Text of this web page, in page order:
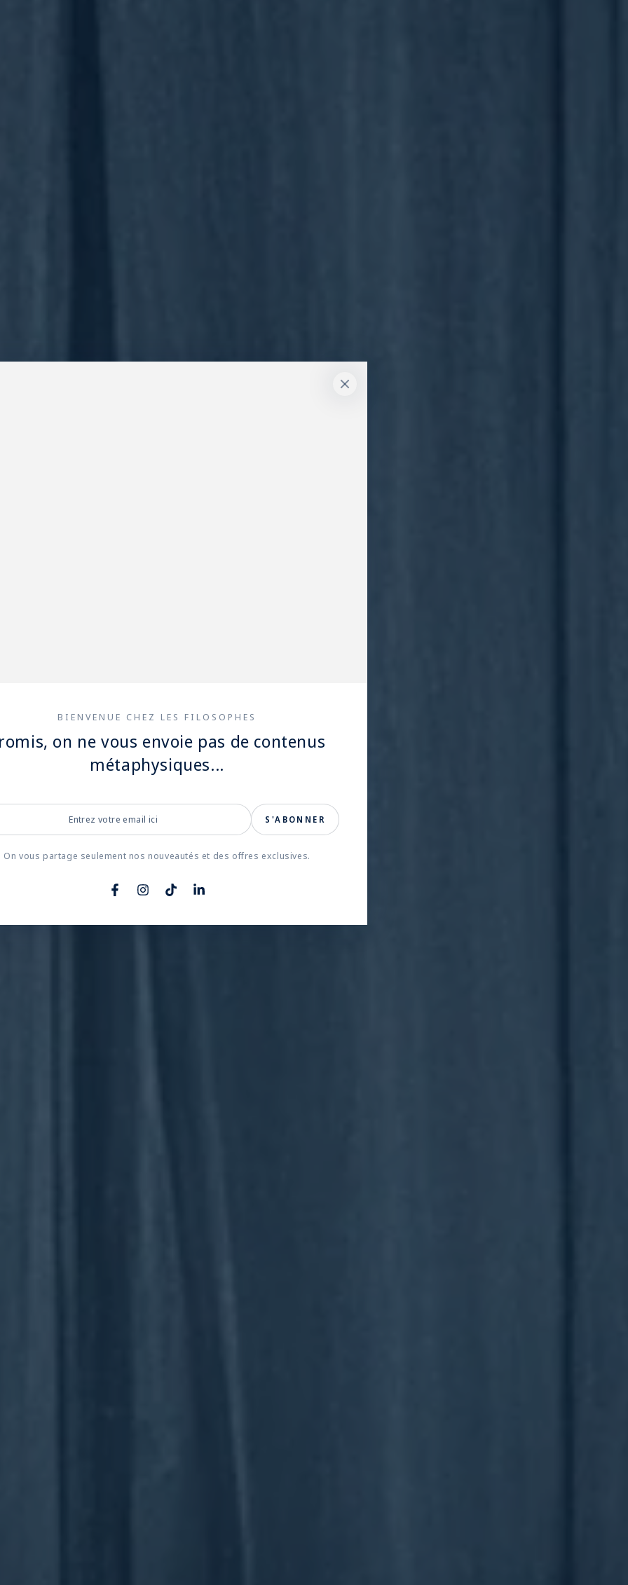
BIENVENUE CHEZ LES FILOSOPHES
on ne vous envoie pas de contenus
métaphysiques...
S'ABONNER
On vous partage seulement nos nouveautés et des offres exclusives.
FacebookInstagramTikTokLinkedIn